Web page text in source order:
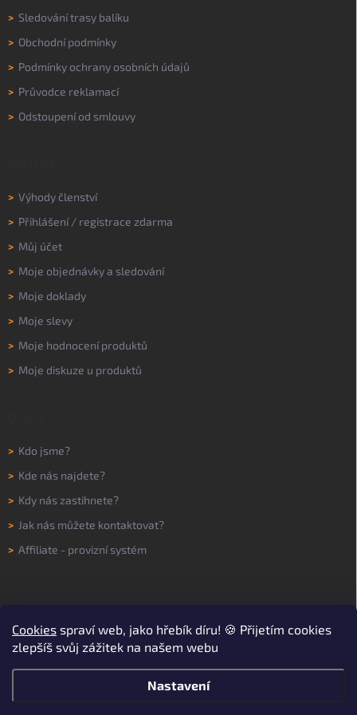
Cookies spraví web, jako hřebík díru! 🍪 Přijetím cookies
zlepšíš svůj zážitek na našem webu
Nastavení
> Sledování trasy balíku
> Obchodní podmínky
> Podmínky ochrany osobních údajů
> Průvodce reklamací
> Odstoupení od smlouvy
> Výhody členství
> Přihlášení/ registrace zdarma
> Můj účet
> Moje objednávky a sledování
> Moje doklady
> Moje slevy
> Moje hodnocení produktů
> Moje diskuze u produktů
> Kdo jsme?
> Kde nás najdete?
> Kdy nás zastihnete?
> Jak nás můžete kontaktovat?
> Affiliate - provizní systém